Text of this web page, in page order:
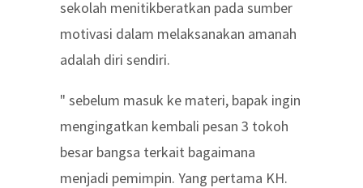
sekolah menitikberatkan pada sumber
motivasi dalam melaksanakan amanah
adalah diri sendiri.
" sebelum masuk ke materi, bapak ingin
mengingatkan kembali pesan 3 tokoh
besar bangsa terkait bagaimana
menjadi pemimpin. Yang pertama KH.